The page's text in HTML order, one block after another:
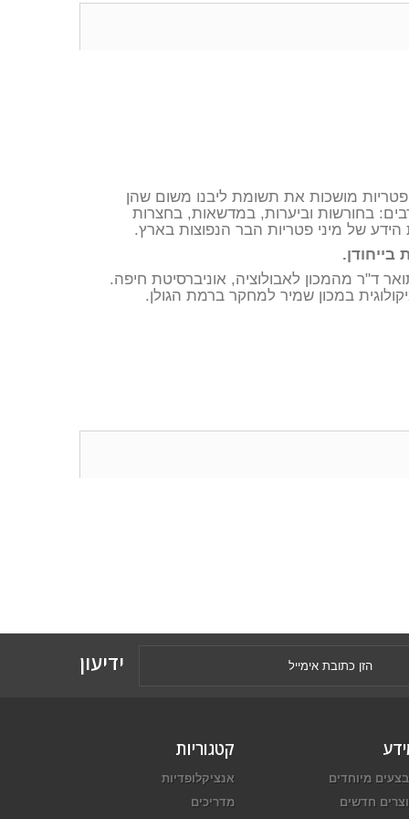
מושכות את תשומת ליבנו משום שהן
רבים: בחורשות וביערות, במדשאות, בחצרות
של מיני פטריות הבר הנפוצות בארץ.
ד"ר מהמכון לאבולוציה, אוניברסיטת חיפה.
במכון שמיר למחקר ברמת הגולן.
ידיעון
קטגוריות
אנציקלופדיות
מדריכים
מיוחדים
חדשים